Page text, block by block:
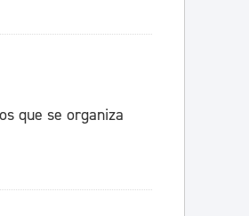
que se organiza